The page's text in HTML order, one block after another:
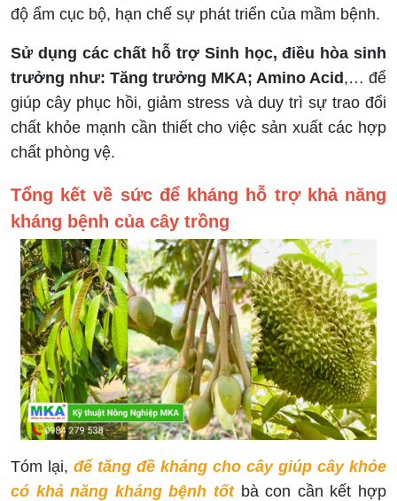
độ ẩm cục bộ, hạn chế sự phát triển của mầm bệnh.
Sử dụng các chất hỗ trợ Sinh học, điều hòa sinh
trưởng như: Tăng trưởng MKA; Amino Acid ,… để
giúp cây phục hồi, giảm stress và duy trì sự trao đổi
chất khỏe mạnh cần thiết cho việc sản xuất các hợp
chất phòng vệ.
Tổng kết về sức để kháng hỗ trợ khả năng
kháng bệnh của cây trồng
Tóm lại, để tăng đề kháng cho cây giúp cây khỏe
có khả năng kháng bệnh tốtbà con cần kết hợp